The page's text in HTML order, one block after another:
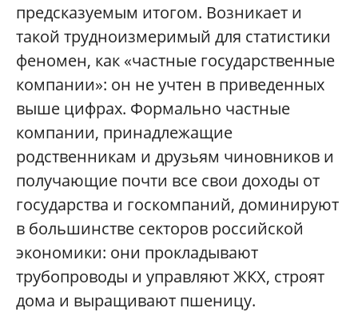
предсказуемым итогом. Возникает и
такой трудноизмеримый для статистики
феномен, как «частные государственные
компании»: он не учтен в приведенных
выше цифрах. Формально частные
компании, принадлежащие
родственникам и друзьям чиновников и
получающие почти все свои доходы от
государства и госкомпаний, доминируют
в большинстве секторов российской
экономики: они прокладывают
трубопроводы и управляют ЖКХ, строят
дома и выращивают пшеницу.